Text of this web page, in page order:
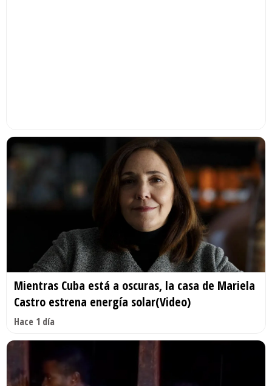
Mientras Cuba está a oscuras, la casa de Mariela
Castro estrena energía solar(Video)
Hace 1 día